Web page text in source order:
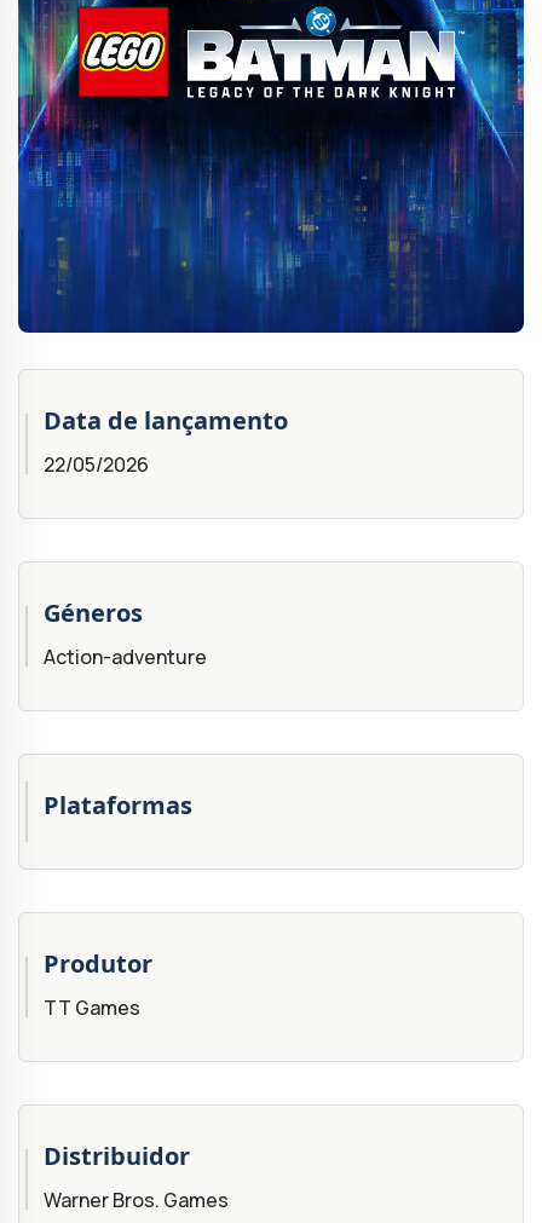
Data de lançamento
22/05/2026
Géneros
Action-adventure
Plataformas
Produtor
TT Games
Distribuidor
Warner Bros. Games